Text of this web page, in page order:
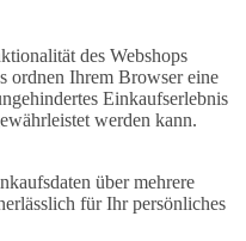
des Webshops
ordnen Ihrem Browser eine
Einkaufserlebnis
werden kann.
über mehrere
für Ihr persönliches